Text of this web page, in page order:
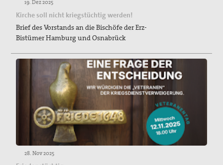
19. Dez 2025
Kirche soll nicht kriegstüchtig werden!
Brief des Vorstands an die Bischöfe der Erz-
Bistümer Hamburg und Osnabrück
28. Nov 2025